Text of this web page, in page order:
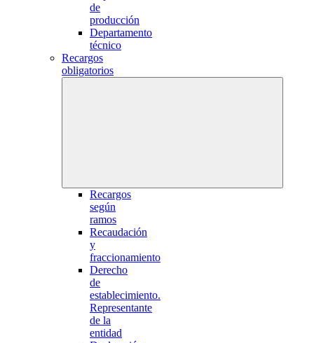
de
producción
Departamento
técnico
Recargos
obligatorios
Recargos
según
ramos
Recaudación
y
fraccionamiento
Derecho
de
establecimiento.
Representante
de la
entidad